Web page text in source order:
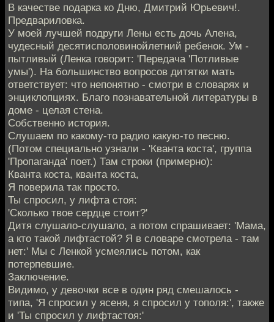
В качестве подарка ко Дню, Дмитрий Юрьевич!.
Предвариловка.
У моей лучшей подруги Лены есть дочь Алена,
чудесный десятисполовинойлетний ребенок. Ум -
пытливый (Ленка говорит: 'Передача 'Потливые
умы'). На большинство вопросов дитятки мать
ответствует: что непонятно - смотри в словарях и
энциклопциях. Благо познавательной литературы в
доме - целая стена.
Собственно история.
Слушаем по какому-то радио какую-то песню.
(Потом специально узнали - 'Кванта коста', группа
'Пропаганда' поет.) Там строки (примерно):
Кванта коста, кванта коста,
Я поверила так просто.
Ты спросил, у лифта стоя:
'Сколько твое сердце стоит?'
Дитя слушало-слушало, а потом спрашивает: 'Мама,
а кто такой лифтастой? Я в словаре смотрела - там
нет:' Мы с Ленкой усмеялись потом, как
потерпевшие.
Заключение.
Видимо, у девочки все в один ряд смешалось -
типа, 'Я спросил у ясеня, я спросил у тополя:', также
и 'Ты спросил у лифтастоя:'